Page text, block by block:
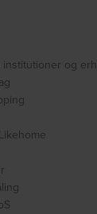
institutioner og